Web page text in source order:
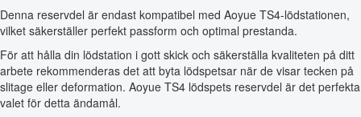
Denna reservdel är endast kompatibel med Aoyue TS4-lödstationen,
vilket säkerställer perfekt passform och optimal prestanda.
För att hålla din lödstation i gott skick och säkerställa kvaliteten på ditt
arbete rekommenderas det att byta lödspetsar när de visar tecken på
slitage eller deformation. Aoyue TS4 lödspets reservdel är det perfekta
valet för detta ändamål.